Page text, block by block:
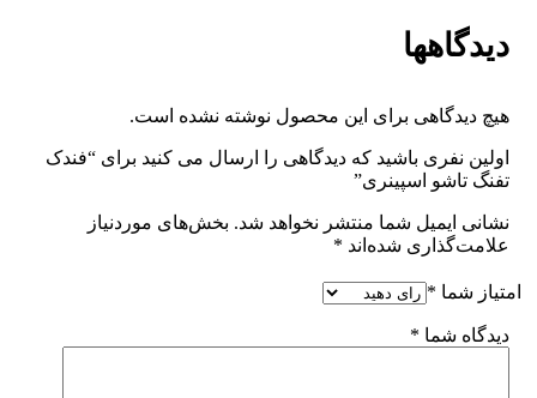
دیدگاهها
هیچ دیدگاهی برای این محصول نوشته نشده است.
اولین نفری باشید که دیدگاهی را ارسال می کنید برای “فندک
تفنگ تاشو اسپینری”
نشانی ایمیل شما منتشر نخواهد شد. بخش‌های موردنیاز
علامت‌گذاری شده‌اند *
امتیاز شما *
دیدگاه شما *